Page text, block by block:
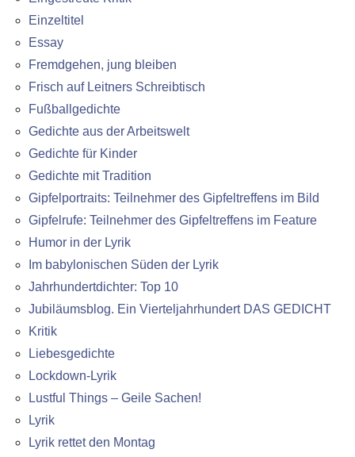
Einzeltitel
Essay
Fremdgehen, jung bleiben
Frisch auf Leitners Schreibtisch
Fußballgedichte
Gedichte aus der Arbeitswelt
Gedichte für Kinder
Gedichte mit Tradition
Gipfelportraits: Teilnehmer des Gipfeltreffens im Bild
Gipfelrufe: Teilnehmer des Gipfeltreffens im Feature
Humor in der Lyrik
Im babylonischen Süden der Lyrik
Jahrhundertdichter: Top 10
Jubiläumsblog. Ein Vierteljahrhundert DAS GEDICHT
Kritik
Liebesgedichte
Lockdown-Lyrik
Lustful Things – Geile Sachen!
Lyrik
Lyrik rettet den Montag